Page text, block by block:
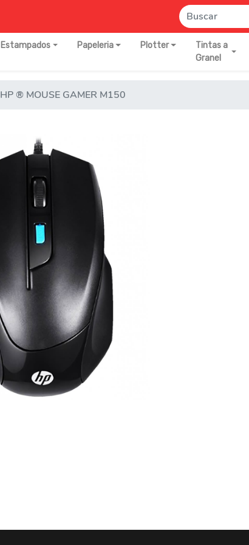
Estampados Papeleria Plotter
Tintas a
Granel
HP ® MOUSE GAMER M150